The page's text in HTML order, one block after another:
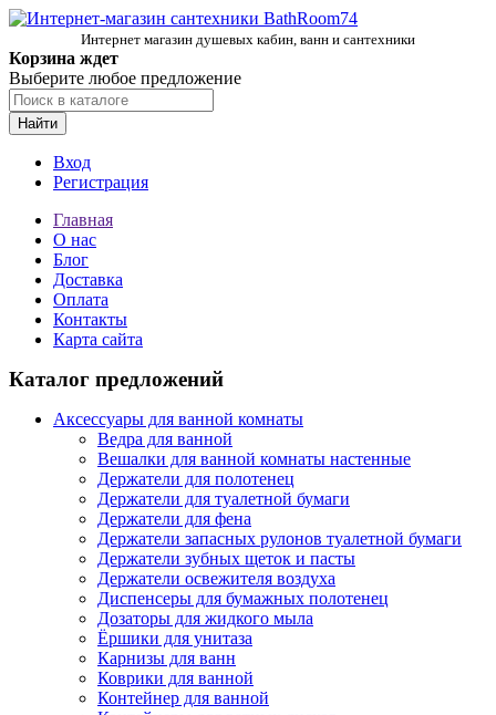
Интернет магазин душевых кабин, ванн и сантехники
Корзина ждет
Выберите любое предложение
Найти
Вход
Регистрация
Главная
О нас
Блог
Доставка
Оплата
Контакты
Карта сайта
Каталог предложений
Аксессуары для ванной комнаты
Ведра для ванной
Вешалки для ванной комнаты настенные
Держатели для полотенец
Держатели для туалетной бумаги
Держатели для фена
Держатели запасных рулонов туалетной бумаги
Держатели зубных щеток и пасты
Держатели освежителя воздуха
Диспенсеры для бумажных полотенец
Дозаторы для жидкого мыла
Ёршики для унитаза
Карнизы для ванн
Коврики для ванной
Контейнер для ванной